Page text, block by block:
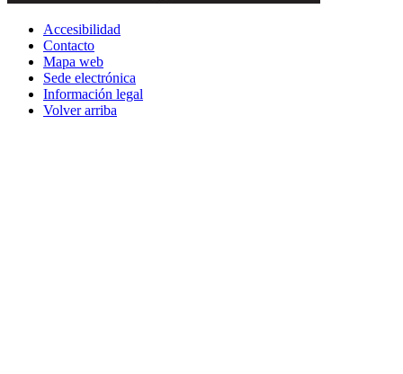
Accesibilidad
Contacto
Mapa web
Sede electrónica
Información legal
Volver arriba